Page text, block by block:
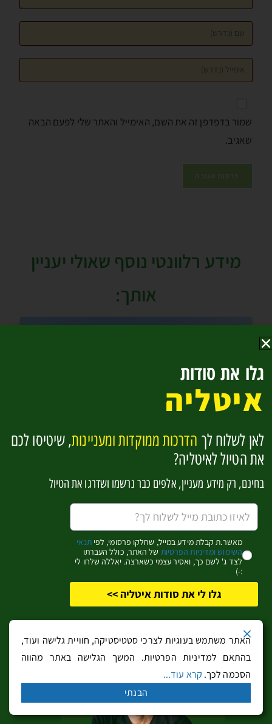
שמור בדפדפן זה את השם, האימייל והאתר שלי לפעם הבאה
שאגיב.
מידע רלוונטי נוסף שאולי יעניין
אותך:
רומא – 5 מלונות אלגנטיים בקרבת פיאצה נאבונה
הטיול של לירון – שבוע עם המשפחה בדולומיטים
האתר משתמש בעוגיות לצרכי סטטיסטיקה, חוויית גלישה ועוד,
בהתאם למדיניות הפרטיות. המשך הגלישה באתר מהווה
הסכמה לכך. קרא עוד...
הבנתי
גלו את סודות
איטליה
לאן לשלוח לך הדרכות ממוקדות ומעניינות, שיטיסו לכם
את הטיול לאיטליה?
בחינם, רק מידע מעניין, אלפים כבר נרשמו ושדרגו את הטיול
מאשר.ת קבלת מידע במייל, שחלקו פרסומי, לפיתנאי
השימוש ומדיניות הפרטיות של האתר, כולל העברתו
לצד ג' לשם כך, ואסיר עצמי כשארצה. יאללה שלחו לי
:-)
גלו לי את סודות איטליה >>